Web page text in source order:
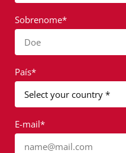
Sobrenome*
Doe
País*
E-mail*
name@mail.com